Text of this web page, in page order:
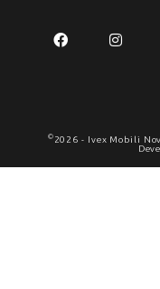
© 2026 - Ivex Mobili